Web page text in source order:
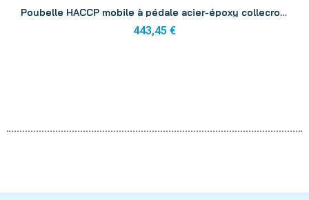
Poubelle HACCP mobile à pédale acier-époxy collecroule caréné inox 11
443,45 €